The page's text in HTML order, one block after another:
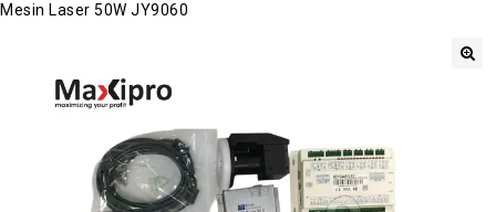
Mesin Laser 50W JY9060